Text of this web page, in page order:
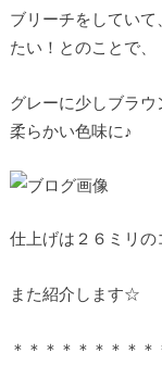
ブリーチをしてい
たい！とのことで、
グレーに少しブラウ
柔らかい色味に♪
仕上げは２６ミリの
また紹介します☆
＊＊＊＊＊＊＊＊